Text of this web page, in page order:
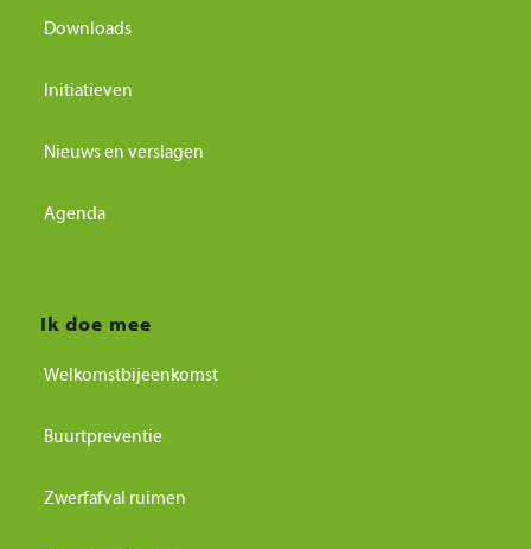
Downloads
Initiatieven
Nieuws en verslagen
Agenda
Ik doe mee
Welkomstbijeenkomst
Buurtpreventie
Zwerfafval ruimen